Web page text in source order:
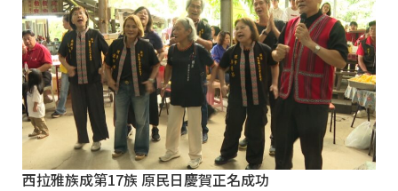
西拉雅族成第17族 原民日慶賀正名成功